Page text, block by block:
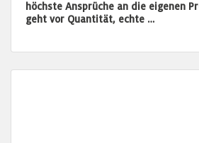
höchste Ansprüche an die eigenen
geht vor Quantität, echte …